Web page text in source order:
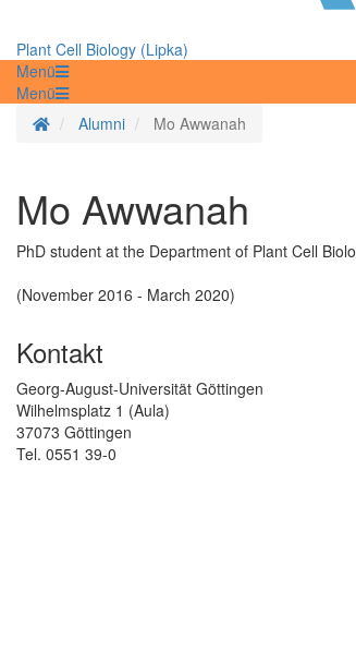
Plant Cell Biology (Lipka)
Menü
Menü
Startseite
Alumni Mo Awwanah
Mo Awwanah
PhD student at the Department of Plant Cell
(November 2016 - March 2020)
Kontakt
Georg-August-Universität Göttingen
Wilhelmsplatz 1 (Aula)
37073 Göttingen
Tel. 0551 39-0